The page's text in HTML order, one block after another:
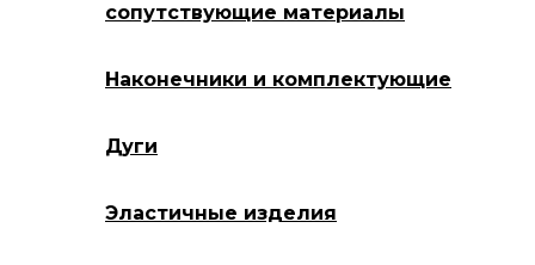
сопутствующие материалы
Наконечники и комплектующие
Дуги
Эластичные изделия